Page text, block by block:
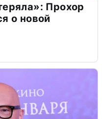
Прохор
о новой